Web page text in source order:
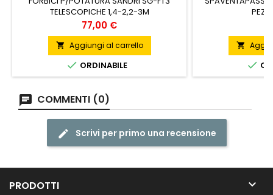
TELESCOPICHE 1,4-2,2-3M
Prezzo
77,00 €
 Aggiungi al carrello
 ORDINABILE


COMMENTI (0)
Scrivi per primo una recensione
PRODOTTI 